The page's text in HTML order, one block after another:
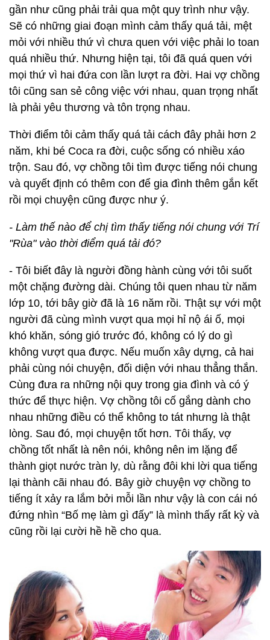
gần như cũng phải trải qua một quy trình như vậy.
Sẽ có những giai đoạn mình cảm thấy quá tải, mệt
mỏi với nhiều thứ vì chưa quen với việc phải lo toan
quá nhiều thứ. Nhưng hiện tại, tôi đã quá quen với
mọi thứ vì hai đứa con lần lượt ra đời. Hai vợ chồng
tôi cũng san sẻ công việc với nhau, quan trọng nhất
là phải yêu thương và tôn trọng nhau.
Thời điểm tôi cảm thấy quá tải cách đây phải hơn 2
năm, khi bé Coca ra đời, cuộc sống có nhiều xáo
trộn. Sau đó, vợ chồng tôi tìm được tiếng nói chung
và quyết định có thêm con để gia đình thêm gắn kết
rồi mọi chuyện cũng được như ý.
- Làm thế nào để chị tìm thấy tiếng nói chung với Trí
"Rùa" vào thời điểm quá tải đó?
- Tôi biết đây là người đồng hành cùng với tôi suốt
một chặng đường dài. Chúng tôi quen nhau từ năm
lớp 10, tới bây giờ đã là 16 năm rồi. Thật sự với một
người đã cùng mình vượt qua mọi hỉ nộ ái ố, mọi
khó khăn, sóng gió trước đó, không có lý do gì
không vượt qua được. Nếu muốn xây dựng, cả hai
phải cùng nói chuyện, đối diện với nhau thẳng thắn.
Cùng đưa ra những nội quy trong gia đình và có ý
thức để thực hiện. Vợ chồng tôi cố gắng dành cho
nhau những điều có thể không to tát nhưng là thật
lòng. Sau đó, mọi chuyện tốt hơn. Tôi thấy, vợ
chồng tốt nhất là nên nói, không nên im lặng để
thành giọt nước tràn ly, dù rằng đôi khi lời qua tiếng
lại thành cãi nhau đó. Bây giờ chuyện vợ chồng to
tiếng ít xảy ra lắm bởi mỗi lần như vậy là con cái nó
đứng nhìn “Bố mẹ làm gì đấy” là mình thấy rất kỳ và
cũng rồi lại cười hề hề cho qua.